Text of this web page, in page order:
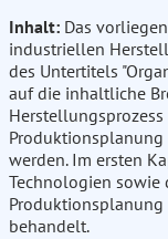
Inhalt: Das
industriellen
des Untertitels
auf die inhaltliche
werden. Im ersten
Technologien sowie
behandelt.